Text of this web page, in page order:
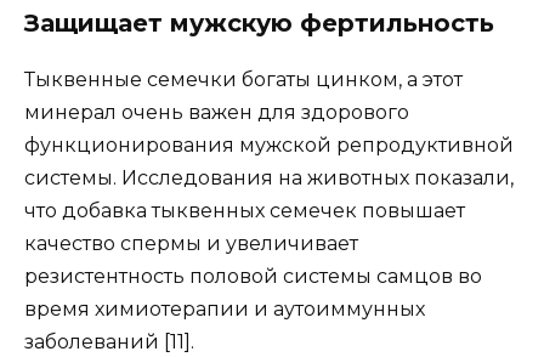
Защищает мужскую фертильность
Тыквенные семечки богаты цинком, а этот
минерал очень важен для здорового
функционирования мужской репродуктивной
системы. Исследования на животных показали,
что добавка тыквенных семечек повышает
качество спермы и увеличивает
резистентность половой системы самцов во
время химиотерапии и аутоиммунных
заболеваний [11].